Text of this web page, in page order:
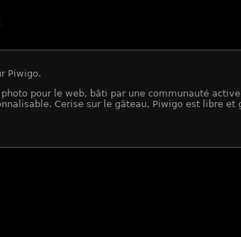
Piwigo.
pour le web, bâti par une communauté
Cerise sur le gâteau, Piwigo est libre et